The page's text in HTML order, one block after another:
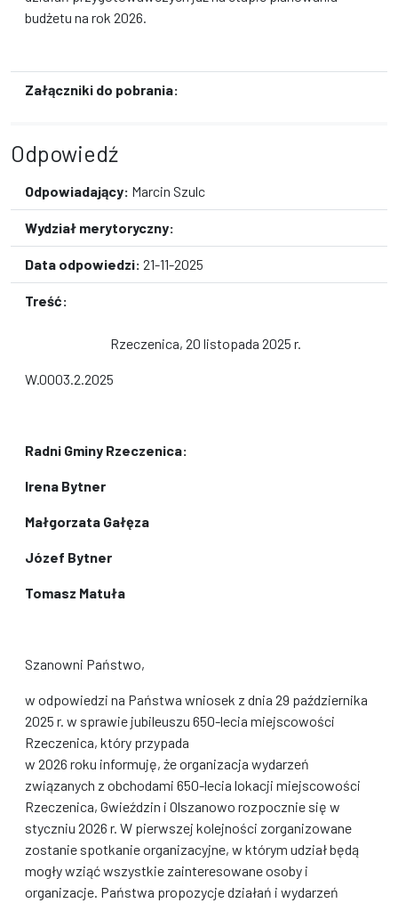
budżetu na rok 2026.
Załączniki do pobrania:
Odpowiedź
Odpowiadający: Marcin Szulc
Wydział merytoryczny:
Data odpowiedzi: 21-11-2025
Treść:
Rzeczenica, 20 listopada 2025 r.
W.0003.2.2025
Radni Gminy Rzeczenica:
Irena Bytner
Małgorzata Gałęza
Józef Bytner
Tomasz Matuła
Szanowni Państwo,
w odpowiedzi na Państwa wniosek z dnia 29 października
2025 r. w sprawie jubileuszu 650-lecia miejscowości
Rzeczenica, który przypada
w 2026 roku informuję, że organizacja wydarzeń
związanych z obchodami 650-lecia lokacji miejscowości
Rzeczenica, Gwieździn i Olszanowo rozpocznie się w
styczniu 2026 r. W pierwszej kolejności zorganizowane
zostanie spotkanie organizacyjne, w którym udział będą
mogły wziąć wszystkie zainteresowane osoby i
organizacje. Państwa propozycje działań i wydarzeń